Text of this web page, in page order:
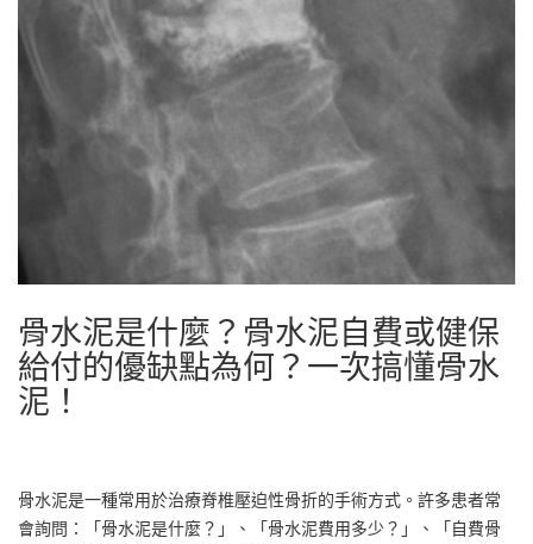
骨水泥是什麼？骨水泥自費或健保
給付的優缺點為何？一次搞懂骨水
泥！
骨水泥是一種常用於治療脊椎壓迫性骨折的手術方式。許多患者常
會詢問：「骨水泥是什麼？」、「骨水泥費用多少？」、「自費骨